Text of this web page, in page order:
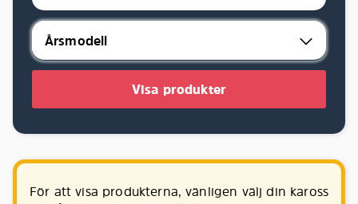
Visa produkter
För att visa produkterna, vänligen välj din kaross